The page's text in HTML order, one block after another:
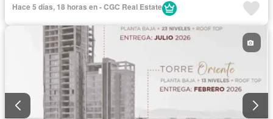
Aire acondicionado
Electricidad
Agua
Recámara con closet
Caseta de vigilancia
Permite niños
Solo familias
Hace 5 días, 18 horas en - CGC Real Estate